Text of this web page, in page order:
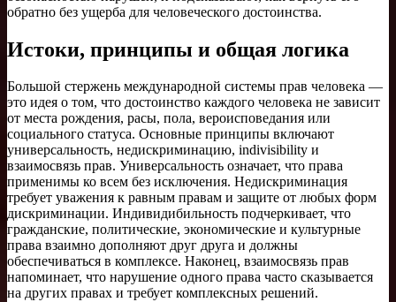
обратно без ущерба для человеческого достоинства.
Истоки, принципы и общая логика
Большой стержень международной системы прав человека —
это идея о том, что достоинство каждого человека не зависит
от места рождения, расы, пола, вероисповедания или
социального статуса. Основные принципы включают
универсальность, недискриминацию, indivisibility и
взаимосвязь прав. Универсальность означает, что права
применимы ко всем без исключения. Недискриминация
требует уважения к равным правам и защите от любых форм
дискриминации. Индивидибильность подчеркивает, что
гражданские, политические, экономические и культурные
права взаимно дополняют друг друга и должны
обеспечиваться в комплексе. Наконец, взаимосвязь прав
напоминает, что нарушение одного права часто сказывается
на других правах и требует комплексных решений.